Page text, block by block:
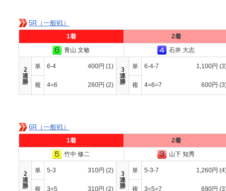
5R（一般戦）
1着
2着
青山 文敏
石井 大志
2
連
勝
単 6-4 400円 (1)
3
連
勝
単 6-4-7 1,100円
複 4=6 260円 (2) 複 4=6=7 600円
6R（一般戦）
1着
2着
竹中 修二
山下 知秀
2
連
勝
単 5-3 310円 (2)
3
連
勝
単 5-3-7 1,260円
複 3=5 310円 (2) 複 3=5=7 690円